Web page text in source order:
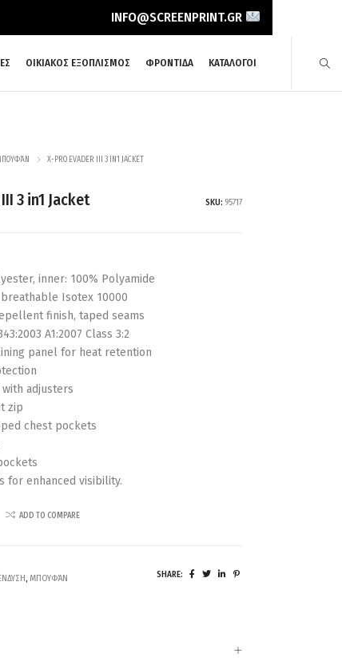
INFO@SCREENPRINT.GR
ΟΙΚΙΑΚΟΣ ΕΞΟΠΛΙΣΜΟΣ ΦΡΟΝΤΙΔΑ ΚΑΤΑΛΟΓΟΙ
X-PRO EVADER III 3 IN1 JACKET
3 in1 Jacket SKU: 95717
inner: 100% Polyamide
Isotex 10000
finish, taped seams
A1:2007 Class 3:2
panel for heat retention
with adjusters
zip
chest pockets
for enhanced visibility.
ADD TO COMPARE
, ΜΠΟΥΦΆΝ SHARE: